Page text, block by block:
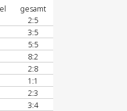
gesamt
2:5
3:5
5:5
8:2
2:8
1:1
2:3
3:4